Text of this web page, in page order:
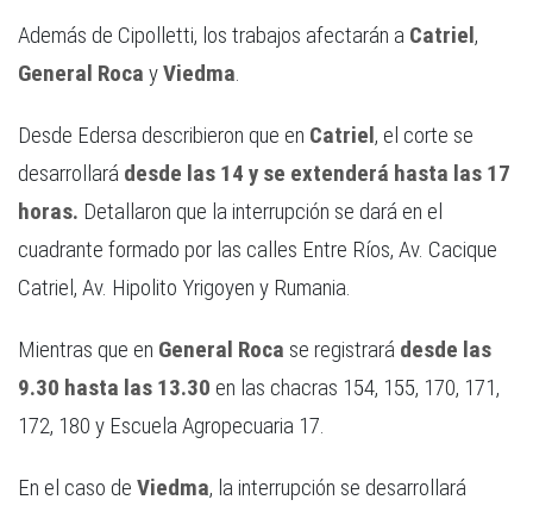
Además de Cipolletti, los trabajos afectarán a Catriel,
General Roca yViedma.
Desde Edersa describieron que en Catriel, el corte se
desarrollará desde las 14 y se extenderá hasta las 17
horas. Detallaron que la interrupción se dará en el
cuadrante formado por las calles Entre Ríos, Av. Cacique
Catriel, Av. Hipolito Yrigoyen y Rumania.
Mientras que en General Roca se registrará desde las
9.30 hasta las 13.30 en las chacras 154, 155, 170, 171,
172, 180 y Escuela Agropecuaria 17.
En el caso de Viedma, la interrupción se desarrollará